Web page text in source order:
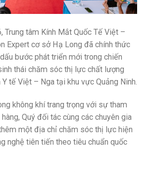
tâm Kính Mắt Quốc Tế Việt –
Expert cơ sở Hạ Long đã chính thức
bước phát triển mới trong chiến
thái chăm sóc thị lực chất lượng
tế Việt – Nga tại khu vực Quảng Ninh.
không khí trang trọng với sự tham
Quý đối tác cùng các chuyên gia
một địa chỉ chăm sóc thị lực hiện
nghệ tiên tiến theo tiêu chuẩn quốc